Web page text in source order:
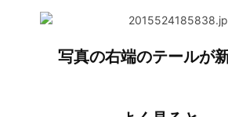
写真の右端のテールが